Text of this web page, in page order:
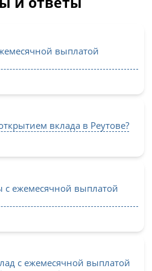
выплатой
вклада в Реутове?
с ежемесячной выплатой
с ежемесячной выплатой